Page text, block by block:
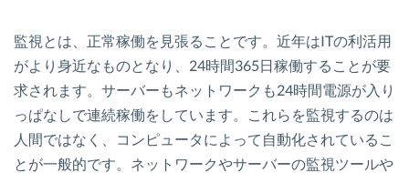
監視とは、正常稼働を見張ることです。近年はITの利活用
がより身近なものとなり、24時間365日稼働することが要
求されます。サーバーもネットワークも24時間電源が入り
っぱなしで連続稼働をしています。これらを監視するのは
人間ではなく、コンピュータによって自動化されているこ
とが一般的です。ネットワークやサーバーの監視ツールや